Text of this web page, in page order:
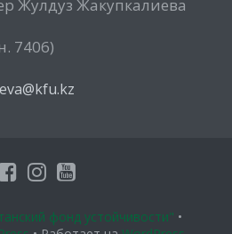
Жулдуз Жакупкалиева
7406)
фонд устойчивости" •